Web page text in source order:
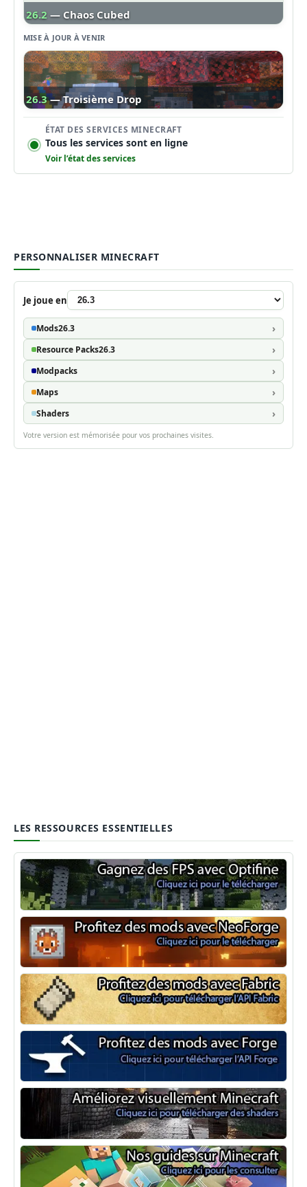
26.2 — Chaos Cubed
MISE À JOUR À VENIR
26.3 — Troisième Drop
ÉTAT DES SERVICES MINECRAFT
Tous les services sont en ligne
Voir l’état des services
PERSONNALISER MINECRAFT
Je joue en
Mods26.3
Resource Packs26.3
Modpacks
Maps
Shaders
Votre version est mémorisée pour vos prochaines visites.
LES RESSOURCES ESSENTIELLES
Optifine
NeoForge
Minecraft Fabric
Minecraft Forge
Shaders Minecraft